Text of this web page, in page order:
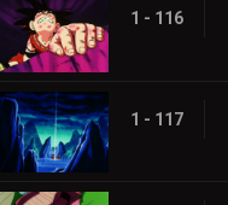
1 - 116
1 - 117